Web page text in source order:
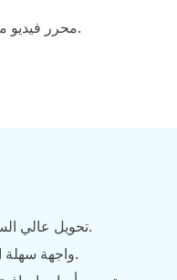
◆ محرر فيديو مدمج للقص والتعديل وإضافة التأثيرات.
تحويل عالي السرعة مع جودة إخراج ممتازة.
واجهة سهلة الاستخدام ومناسبة للمبتدئين.